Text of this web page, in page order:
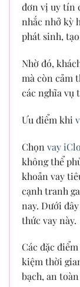
đơn vị uy tín
nhắc nhở kỳ
phát sinh,
Nhờ đó,
mà còn cảm
các nghĩa vụ
Ưu điểm khi
Chọn vay
không thể
khoản vay
cạnh tranh
nay. Dưới
thức vay này.
Các đặc
kiệm thời
bạch, an